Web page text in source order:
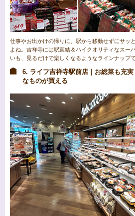
仕事やお出かけの帰りに、駅から移動せずにサッ
よね。吉祥寺には駅直結＆ハイクオリティなスー
いも、見るだけで楽しくなるようなラインナップで
6. ライフ吉祥寺駅前店｜お総菜も充
なものが買える